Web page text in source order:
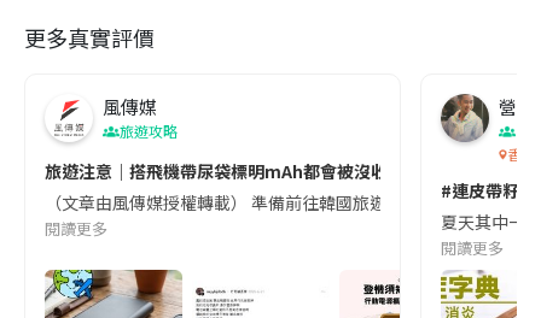
更多真實評價
風傳媒
旅遊攻略
旅遊注意｜搭飛機帶尿袋標明mAh都會被沒收😱出發前切記檢查
（文章由風傳媒授權轉載） 準備前往韓國旅遊的民眾，近期要
閱讀更多
營養
香港
#連皮帶籽
夏天其中一
閱讀更多